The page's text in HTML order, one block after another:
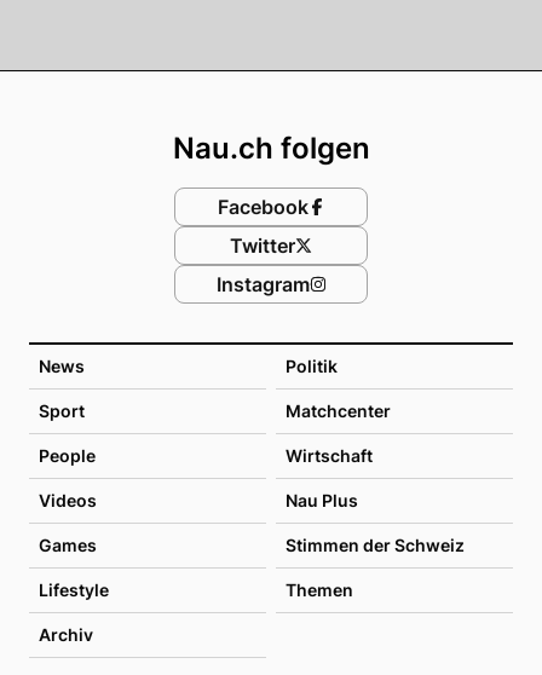
News Politik
Sport Matchcenter
People Wirtschaft
Videos Nau Plus
Games Stimmen der Schweiz
Lifestyle Themen
Archiv
Nau.ch folgen
Facebook
Twitter
Instagram